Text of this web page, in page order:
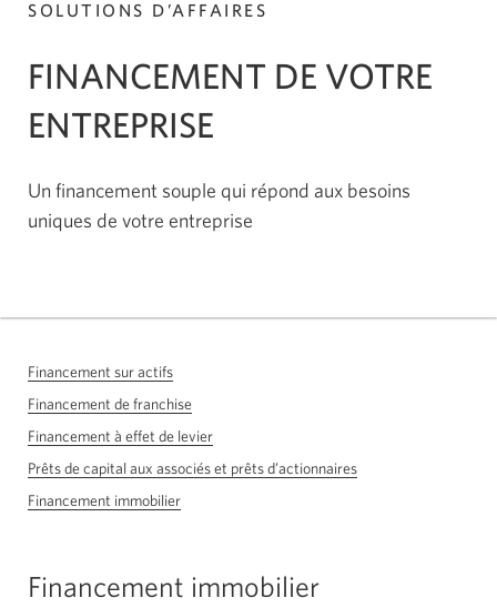
SOLUTIONS D’AFFAIRES
FINANCEMENT DE VOTRE
ENTREPRISE
Un financement souple qui répond aux besoins
uniques de votre entreprise
Financement sur actifs
Financement de franchise
Financement à effet de levier
Prêts de capital aux associés et prêts d’actionnaires
Financement immobilier
Financement immobilier